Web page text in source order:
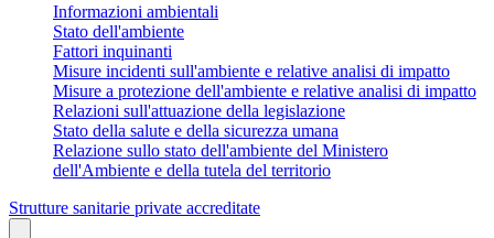
Informazioni ambientali
Stato dell'ambiente
Fattori inquinanti
Misure incidenti sull'ambiente e relative analisi di impatto
Misure a protezione dell'ambiente e relative analisi di impatto
Relazioni sull'attuazione della legislazione
Stato della salute e della sicurezza umana
Relazione sullo stato dell'ambiente del Ministero
dell'Ambiente e della tutela del territorio
Strutture sanitarie private accreditate